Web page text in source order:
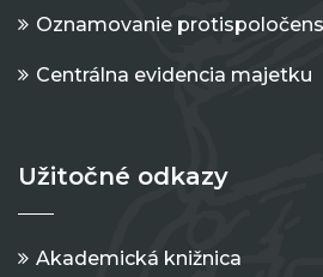
Oznamovanie
Centrálna evidencia majetku
Užitočné odkazy
Akademická knižnica